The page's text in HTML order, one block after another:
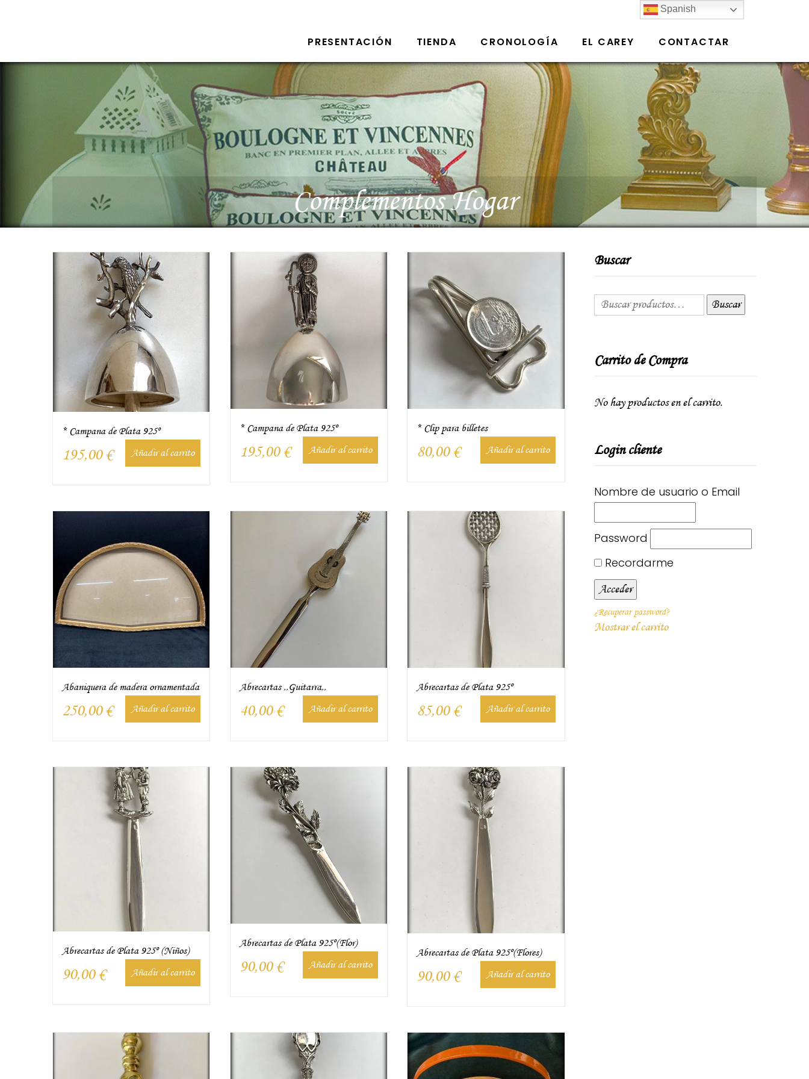
PRESENTACIÓN TIENDA CRONOLOGÍA EL CAREY CONTACTAR
Complementos Hogar
* Campana de Plata 925º
195,00 € Añadir al carrito
* Campana de Plata 925º
195,00 € Añadir al carrito
* Clip para billetes
80,00 € Añadir al carrito
Abaniquera de madera ornamentada
250,00 € Añadir al carrito
Abrecartas ,,Guitarra,,
40,00 € Añadir al carrito
Abrecartas de Plata 925º
85,00 € Añadir al carrito
Abrecartas de Plata 925º (Niños)
90,00 € Añadir al carrito
Abrecartas de Plata 925º(Flor)
90,00 € Añadir al carrito
Abrecartas de Plata 925º(Flores)
90,00 € Añadir al carrito
Buscar
Buscar
Carrito de Compra
No hay productos en el carrito.
Login cliente
Nombre de usuario o Email
Password
Recordarme
¿Recuperar password?
Mostrar el carrito
Spanish